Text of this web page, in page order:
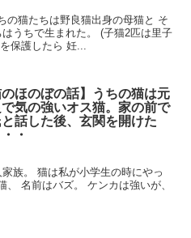
の猫たちは野良猫出身の母猫と そ
うちで生まれた。 (子猫2匹は里子
保護したら 妊...
のほのぼの話】うちの猫は元
気の強いオス猫。家の前で
話した後、玄関を開けた
・
族。 猫は私が小学生の時にやっ
名前はバズ。 ケンカは強いが、